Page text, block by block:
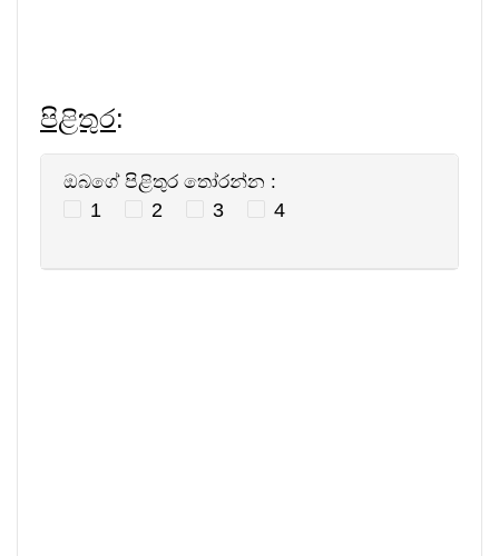
පිළිතුර:
ඔබගේ පිළිතුර තෝරන්න :
1 2 3 4